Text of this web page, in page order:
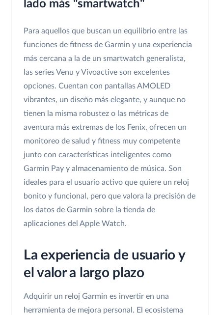
lado más "smartwatch"
Para aquellos que buscan un equilibrio entre las
funciones de fitness de Garmin y una experiencia
más cercana a la de un smartwatch generalista,
las series Venu y Vivoactive son excelentes
opciones. Cuentan con pantallas AMOLED
vibrantes, un diseño más elegante, y aunque no
tienen la misma robustez o las métricas de
aventura más extremas de los Fenix, ofrecen un
monitoreo de salud y fitness muy competente
junto con características inteligentes como
Garmin Pay y almacenamiento de música. Son
ideales para el usuario activo que quiere un reloj
bonito y funcional, pero que valora la precisión de
los datos de Garmin sobre la tienda de
aplicaciones del Apple Watch.
La experiencia de usuario y
el valor a largo plazo
Adquirir un reloj Garmin es invertir en una
herramienta de mejora personal. El ecosistema